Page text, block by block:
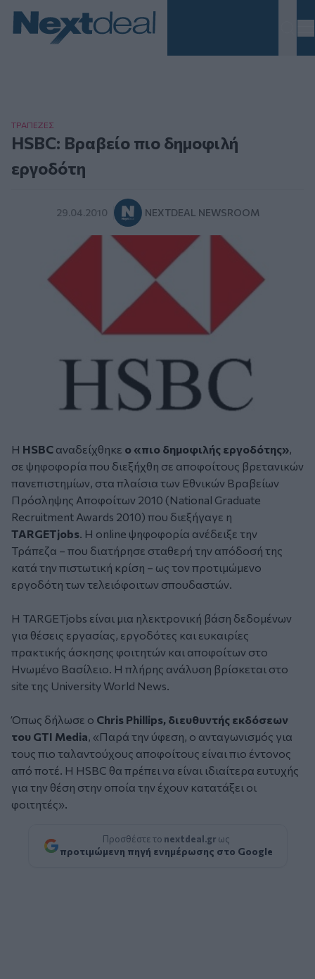
ΤΡAΠΕΖΕΣ
HSBC: Βραβείο πιο δημοφιλή
εργοδότη
29.04.2010 NEXTDEAL NEWSROOM
Η HSBC αναδείχθηκε ο «πιο δημοφιλής εργοδότης»,
σε ψηφοφορία που διεξήχθη σε αποφοίτους βρετανικών
πανεπιστημίων, στα πλαίσια των Εθνικών Βραβείων
Πρόσληψης Αποφοίτων 2010 (National Graduate
Recruitment Awards 2010) που διεξήγαγε η
TARGETjobs. Η online ψηφοφορία ανέδειξε την
Τράπεζα – που διατήρησε σταθερή την απόδοσή της
κατά την πιστωτική κρίση – ως τον προτιμώμενο
εργοδότη των τελειόφοιτων σπουδαστών.
Η TARGETjobs είναι μια ηλεκτρονική βάση δεδομένων
για θέσεις εργασίας, εργοδότες και ευκαιρίες
πρακτικής άσκησης φοιτητών και αποφοίτων στο
Ηνωμένο Βασίλειο. Η πλήρης ανάλυση βρίσκεται στο
site της University World News.
Όπως δήλωσε ο Chris Phillips, διευθυντής εκδόσεων
του GTI Media, «Παρά την ύφεση, ο ανταγωνισμός για
τους πιο ταλαντούχους αποφοίτους είναι πιο έντονος
από ποτέ. Η HSBC θα πρέπει να είναι ιδιαίτερα ευτυχής
για την θέση στην οποία την έχουν κατατάξει οι
φοιτητές».
Προσθέστε το nextdeal.gr ως
προτιμώμενη πηγή ενημέρωσης στο Google